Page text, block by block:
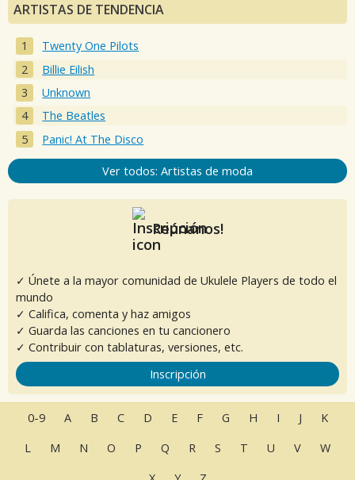
ARTISTAS DE TENDENCIA
Twenty One Pilots
Billie Eilish
Unknown
The Beatles
Panic! At The Disco
Ver todos: Artistas de moda
Reúnanos!
✓ Únete a la mayor comunidad de Ukulele Players de todo el
mundo
✓ Califica, comenta y haz amigos
✓ Guarda las canciones en tu cancionero
✓ Contribuir con tablaturas, versiones, etc.
Inscripción
0-9 A B C D E F G H I J
K
L
M N O P Q R S T U V
W